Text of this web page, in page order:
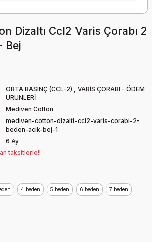
Dizaltı Ccl2 Varis Çorabı 2
Bej
ORTA BASINÇ (CCL-2) , VARİS ÇORABI - ÖDEM
ÜRÜNLERİ
Mediven Cotton
mediven-cotton-dizalti-ccl2-varis-corabi-2-
beden-acik-bej-1
6 Ay
taksitlerle!!
4 beden 5 beden 6 beden 7 beden